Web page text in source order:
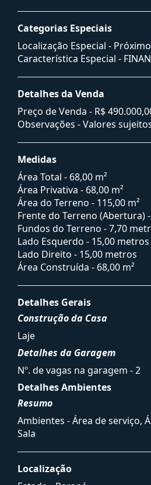
Categorias Especiais
Localização Especial -
Característica Especial -
Detalhes da Venda
Preço de Venda - R$
Observações - Valores
Medidas
Área Total - 68,00 m²
Área Privativa - 68,00 m²
Área do Terreno - 115,00 m²
Frente do Terreno (Abertura)
Fundos do Terreno - 7,70
Lado Esquerdo - 15,00 metros
Lado Direito - 15,00 metros
Área Construída - 68,00 m²
Detalhes Gerais
Construção da Casa
Laje
Detalhes da Garagem
Nº. de vagas na garagem - 2
Detalhes Ambientes
Resumo
Ambientes - Área de serviço,
Sala
Localização